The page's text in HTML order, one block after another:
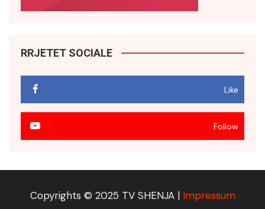
RRJETET SOCIALE
Like
Follow
Copyrights © 2025 TV SHENJA | Impressum